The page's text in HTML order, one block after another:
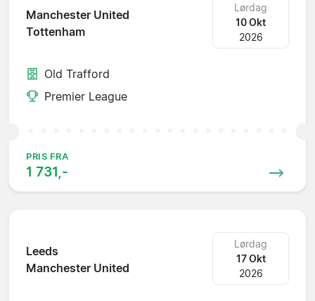
Manchester United
Tottenham
Lørdag
10 Okt
2026
Old Trafford
Premier League
PRIS FRA
1 731,-
Leeds
Manchester United
Lørdag
17 Okt
2026